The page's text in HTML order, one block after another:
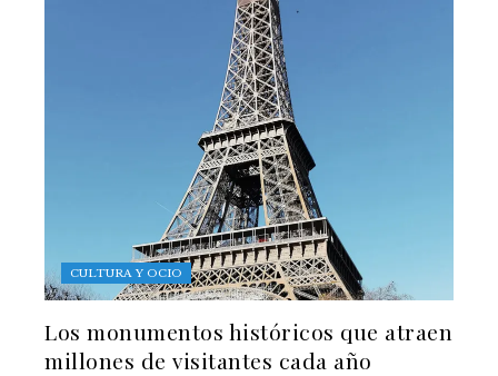
CULTURA Y OCIO
Los monumentos históricos que atraen
millones de visitantes cada año